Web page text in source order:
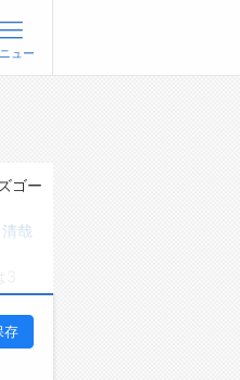
ュー
ゴー
哉
の求
存